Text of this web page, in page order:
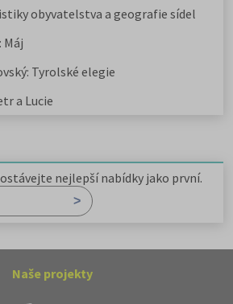
obyvatelstva a geografie sídel
Máj
Tyrolské elegie
a Lucie
nejlepší nabídky jako první.
Naše projekty